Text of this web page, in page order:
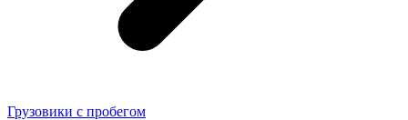
Грузовики с пробегом